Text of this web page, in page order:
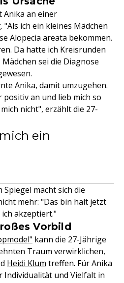
Anika an einer
ich ein kleines Mädchen
Alopecia areata bekommen.
Da hatte ich Kreisrunden
sei die Diagnose
Anika, damit umzugehen.
positiv an und lieb mich so
nicht", erzählt die 27-
ein
Spiegel macht sich die
mehr: "Das bin halt jetzt
akzeptiert."
Vorbild
kann die 27-Jährige
Traum verwirklichen,
Heidi Klum treffen. Für Anika
Individualität und Vielfalt in